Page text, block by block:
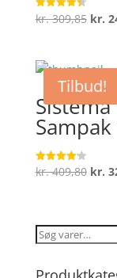
Vurderet
4.4
kr.309,85 Den
var:
kr.
kr.
Tilbud!
Sistema
Vurderet
4.2
kr.409,80 Den
var:
kr.
kr.
Søg